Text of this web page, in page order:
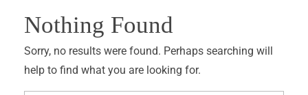
Nothing Found
Sorry, no results were found. Perhaps searching will
help to find what you are looking for.